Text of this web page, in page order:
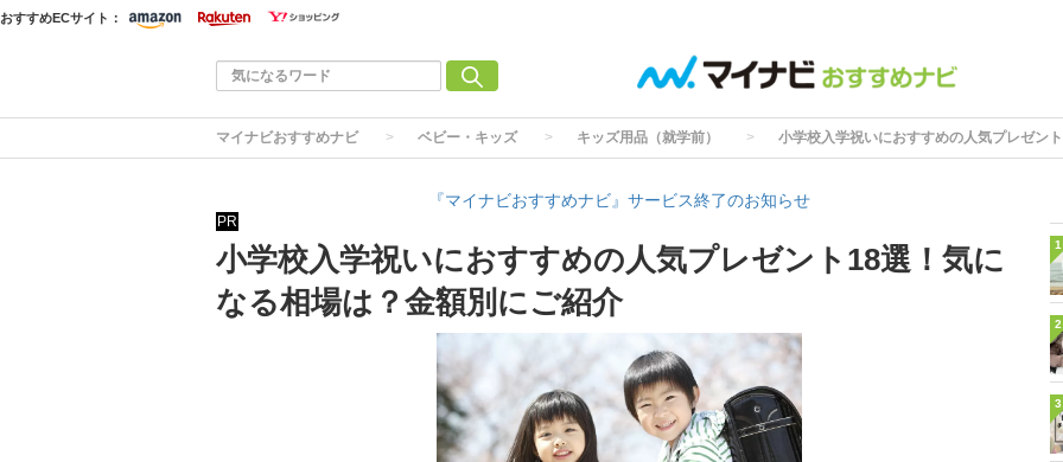
おすすめECサイト：
マイナビおすすめナビ ベビー・キッズ キッズ用品（就学前） 小学校入学祝いにおすすめの人気プレゼン
『マイナビおすすめナビ』サービス終了のお知らせ
PR
小学校入学祝いにおすすめの人気プレゼント18選！気に
なる相場は？金額別にご紹介
1
2
3